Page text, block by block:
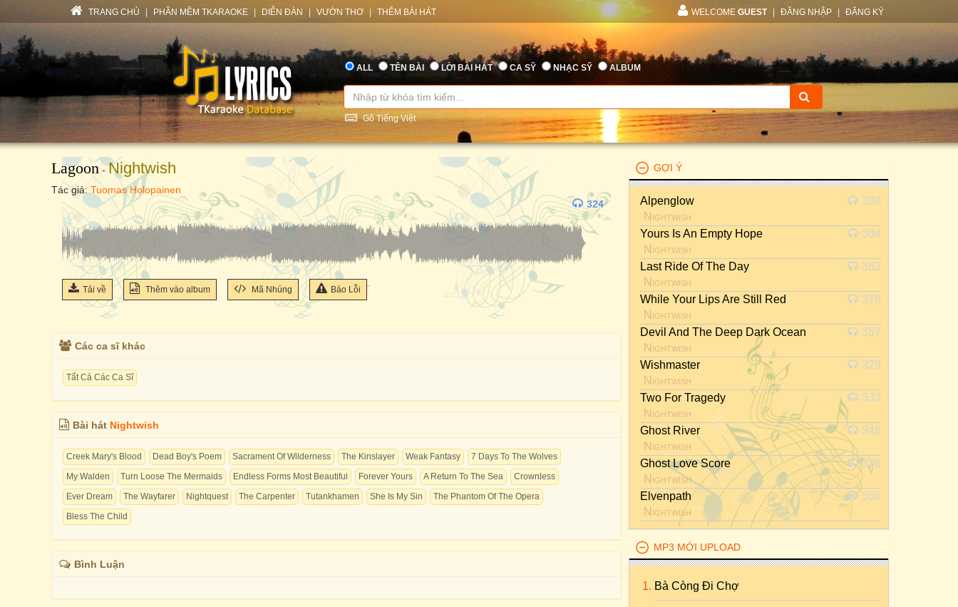
TRANG CHỦ PHẦN MỀM TKARAOKE DIỄN ĐÀN VƯỜN THƠ THÊM BÀI HÁT WELCOME GUEST ĐĂNG NHẬP ĐĂNG KÝ
ALL TÊN BÀI LỜI BÀI HÁT CA SỸ NHẠC SỸ ALBUM
Gõ Tiếng Việt
Lagoon -Nightwish
Tác giả: Tuomas Holopainen
324
Tải về Thêm vào album Mã Nhúng Báo Lỗi
Các ca sĩ khác
Tất Cả Các Ca Sĩ
Bài hát Nightwish
Creek Mary's Blood Dead Boy's Poem Sacrament Of Wilderness The Kinslayer Weak Fantasy
7 Days To The Wolves
My Walden
Turn Loose The Mermaids Endless Forms Most Beautiful Forever Yours A Return To The Sea
Crownless
Ever Dream
The Wayfarer Nightquest The Carpenter Tutankhamen She Is My Sin
The Phantom Of The Opera
Bless The Child
Bình Luận
GỢI Ý
Alpenglow
Nightwish
330
Yours Is An Empty Hope
Nightwish
304
Last Ride Of The Day
Nightwish
362
While Your Lips Are Still Red
Nightwish
378
Devil And The Deep Dark Ocean
Nightwish
357
Wishmaster
Nightwish
329
Two For Tragedy
Nightwish
333
Ghost River
Nightwish
346
Ghost Love Score
Nightwish
336
Elvenpath
Nightwish
356
MP3 MỚI UPLOAD
Bà Còng Đi Chợ